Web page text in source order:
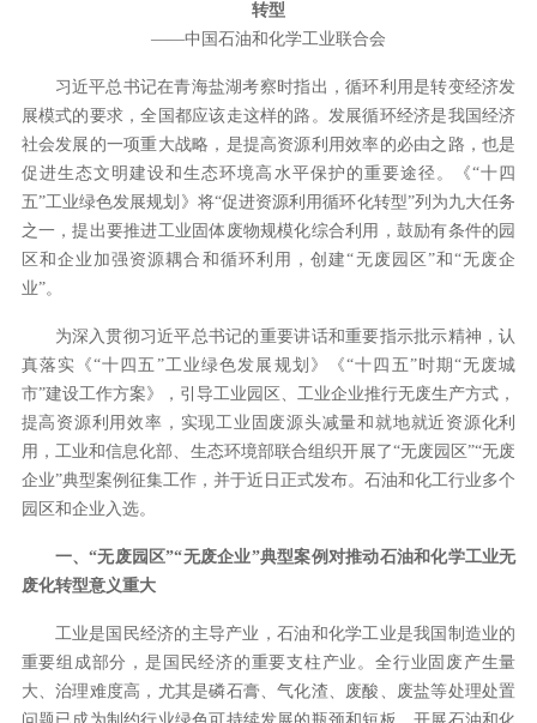
转型
——中国石油和化学工业联合会
习近平总书记在青海盐湖考察时指出，循环利用是转变经济发
展模式的要求，全国都应该走这样的路。发展循环经济是我国经济
社会发展的一项重大战略，是提高资源利用效率的必由之路，也是
促进生态文明建设和生态环境高水平保护的重要途径。《“十四
五”工业绿色发展规划》将“促进资源利用循环化转型”列为九大任务
之一，提出要推进工业固体废物规模化综合利用，鼓励有条件的园
区和企业加强资源耦合和循环利用，创建“无废园区”和“无废企
业”。
为深入贯彻习近平总书记的重要讲话和重要指示批示精神，认
真落实《“十四五”工业绿色发展规划》《“十四五”时期“无废城
市”建设工作方案》，引导工业园区、工业企业推行无废生产方式，
提高资源利用效率，实现工业固废源头减量和就地就近资源化利
用，工业和信息化部、生态环境部联合组织开展了“无废园区”“无废
企业”典型案例征集工作，并于近日正式发布。石油和化工行业多个
园区和企业入选。
一、“无废园区”“无废企业”典型案例对推动石油和化学工业无
废化转型意义重大
工业是国民经济的主导产业，石油和化学工业是我国制造业的
重要组成部分，是国民经济的重要支柱产业。全行业固废产生量
大、治理难度高，尤其是磷石膏、气化渣、废酸、废盐等处理处置